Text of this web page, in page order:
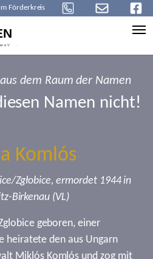
Förderkreis
dem Raum der Namen
Namen nicht!
Komlós
Zgłobice, ermordet 1944 in
Birkenau (VL)
geboren, einer
heiratete den aus Ungarn
Miklós Komlós und zog mit